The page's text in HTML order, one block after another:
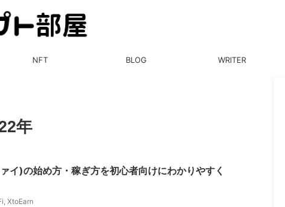
NFT BLOG WRITER
年
イ)の始め方・稼ぎ方を初心者向けにわかりやすく
, XtoEarn